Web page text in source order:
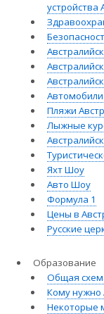
устройства
Автомобили
Пляжи
Лыжные
Яхт Шоу
Авто Шоу
Формула 1
Цены в
Русские
Образование
Общая
Кому нужно
Некоторые